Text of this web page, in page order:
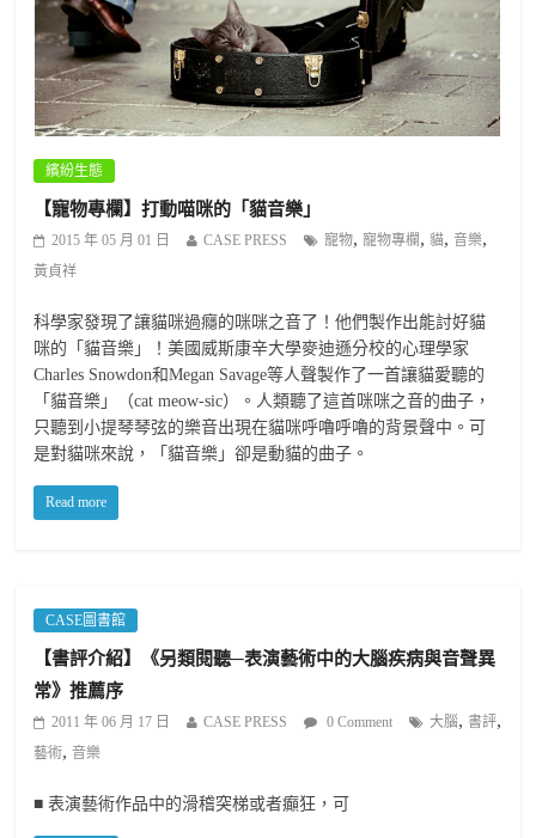
繽紛生態
【寵物專欄】打動喵咪的「貓音樂」
2015 年 05 月 01 日 CASE PRESS 寵物,寵物專欄 , 貓,音樂,
黃貞祥
科學家發現了讓貓咪過癮的咪咪之音了！他們製作出能討好貓
咪的「貓音樂」！美國威斯康辛大學麥迪遜分校的心理學家
Charles Snowdon和Megan Savage等人聲製作了一首讓貓愛聽的
「貓音樂」（cat meow-sic）。人類聽了這首咪咪之音的曲子，
只聽到小提琴琴弦的樂音出現在貓咪呼嚕呼嚕的背景聲中。可
是對貓咪來說，「貓音樂」卻是動貓的曲子。
Read more
CASE圖書館
【書評介紹】《另類閱聽─表演藝術中的大腦疾病與音聲異
常》推薦序
2011 年 06 月 17 日 CASE PRESS 0 Comment 大腦,書評,
藝術,音樂
■ 表演藝術作品中的滑稽突梯或者癲狂，可